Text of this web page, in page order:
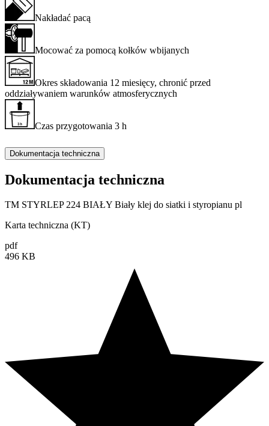
Nakładać pacą
Mocować za pomocą kołków wbijanych
Okres składowania 12 miesięcy, chronić przed
oddziaływaniem warunków atmosferycznych
Czas przygotowania 3 h
Dokumentacja techniczna
Dokumentacja techniczna
TM STYRLEP 224 BIAŁY Biały klej do siatki i styropianu pl
Karta techniczna (KT)
pdf
496 KB